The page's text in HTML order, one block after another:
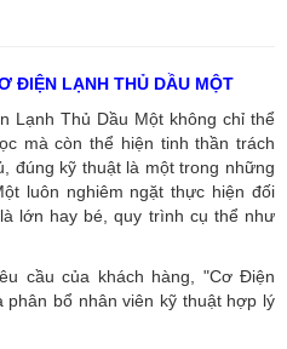
ĐIỆN LẠNH THỦ DẦU MỘT
Lạnh Thủ Dầu Một không chỉ thể
mà còn thể hiện tinh thần trách
đúng kỹ thuật là một trong những
luôn nghiêm ngặt thực hiện đối
lớn hay bé, quy trình cụ thể như
cầu của khách hàng, "Cơ Điện
phân bổ nhân viên kỹ thuật hợp lý